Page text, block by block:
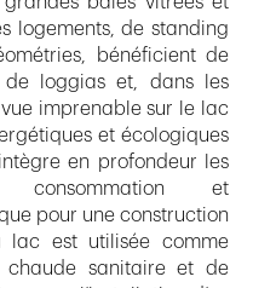
logements, de standing
bénéficient de
de loggias et, dans les
vue imprenable sur le lac
et écologiques
en profondeur les
et
pour une construction
lac est utilisée comme
chaude sanitaire et de